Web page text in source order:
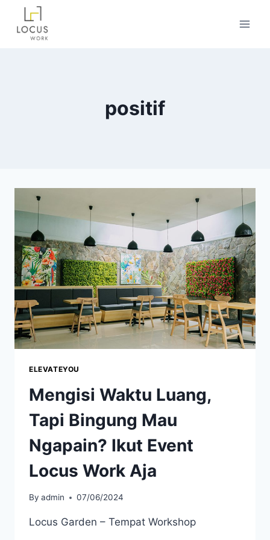
positif
ELEVATEYOU
Mengisi Waktu Luang,
Tapi Bingung Mau
Ngapain? Ikut Event
Locus Work Aja
By admin 07/06/2024
Locus Garden – Tempat Workshop